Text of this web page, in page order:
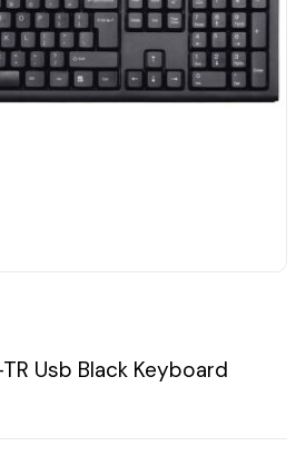
Usb Black Keyboard